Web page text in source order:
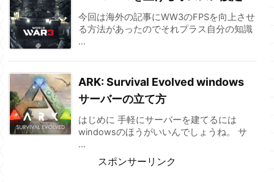
今回は海外の記事にWW3のFPSを向上させ
る方法があったのでそれプラス自分の知識
...
ARK: Survival Evolved windows
サーバーの立て方
はじめに 手軽にサーバーを建てるには
windowsのほうがいいんでしょうね。 サ
...
スポンサーリンク